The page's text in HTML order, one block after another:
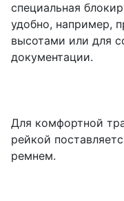
специальная
удобно, например,
высотами или для
документации.
Для комфортной
рейкой
ремнем.